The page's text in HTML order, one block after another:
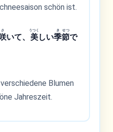
schön ist.
さ
いて、 美
うつく
しい季
き
節
せつ
で
Blumen
Jahreszeit.